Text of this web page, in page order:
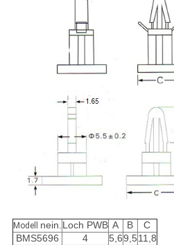
Modell nein.Loch PWB A B
C
BMS5696
4 5,69,511,8